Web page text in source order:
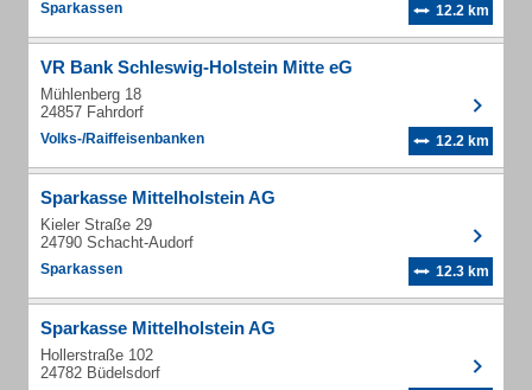
Sparkassen 12.2 km
VR Bank Schleswig-Holstein Mitte eG
Mühlenberg 18
24857 Fahrdorf
Volks-/Raiffeisenbanken 12.2 km
Sparkasse Mittelholstein AG
Kieler Straße 29
24790 Schacht-Audorf
Sparkassen 12.3 km
Sparkasse Mittelholstein AG
Hollerstraße 102
24782 Büdelsdorf